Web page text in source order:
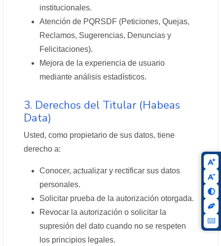
institucionales.
Atención de PQRSDF (Peticiones, Quejas,
Reclamos, Sugerencias, Denuncias y
Felicitaciones).
Mejora de la experiencia de usuario
mediante análisis estadísticos.
3. Derechos del Titular (Habeas
Data)
Usted, como propietario de sus datos, tiene
derecho a:
Conocer, actualizar y rectificar sus datos
personales.
Solicitar prueba de la autorización otorgada.
Revocar la autorización o solicitar la
supresión del dato cuando no se respeten
los principios legales.